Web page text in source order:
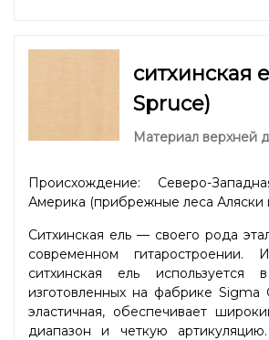
ситхинская
Spruce)
Материал верхней
Происхождение: Северо-
Америка (прибрежные леса Аляски
Ситхинская ель — своего рода
современном гитаростроении.
ситхинская ель
изготовленных на фабрике Sigma
эластичная, обеспечивает
диапазон и четкую